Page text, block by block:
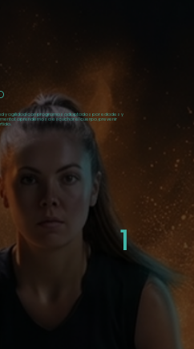
1
yagilidadcon programas adaptados por edades y
: aprendemos a escuchar el cuerpo, prevenir